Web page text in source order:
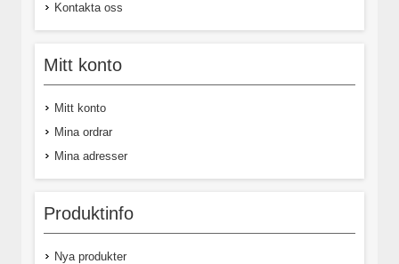
Kontakta oss
Mitt konto
Mitt konto
Mina ordrar
Mina adresser
Produktinfo
Nya produkter